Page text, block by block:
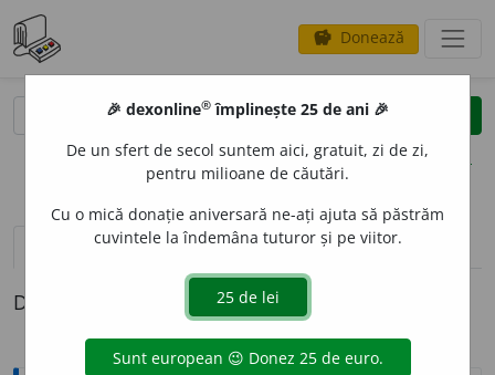
savings Donează
clear
opțiuni
definiții (1)
Definiția cu ID-ul 1096052:
🎉 dexonline® împlinește 25 de ani 🎉
De un sfert de secol suntem aici, gratuit, zi de zi,
pentru milioane de căutări.
Cu o mică donație aniversară ne-ați ajuta să păstrăm
cuvintele la îndemâna tuturor și pe viitor.